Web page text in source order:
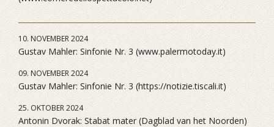
10. NOVEMBER 2024
Gustav Mahler: Sinfonie Nr. 3 (www.palermotoday.it)
09. NOVEMBER 2024
Gustav Mahler: Sinfonie Nr. 3 (https://notizie.tiscali.it)
25. OKTOBER 2024
Antonin Dvorak: Stabat mater (Dagblad van het Noorden)